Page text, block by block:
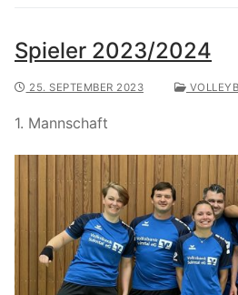
Spieler 2023/2024
25. SEPTEMBER 2023
1. Mannschaft